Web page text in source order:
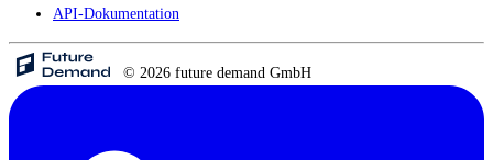
Erfolgsgeschichten
Insights
API-Dokumentation
© 2026 future demand GmbH